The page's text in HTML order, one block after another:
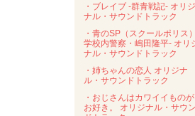
・ブレイブ -群青戦記- オリジ
ナル・サウンドトラック
・青のSP（スクールポリス
学校内警察・嶋田隆平- オリ
ナル・サウンドトラック
・姉ちゃんの恋人 オリジナ
ル・サウンドトラック
・おじさんはカワイイものが
お好き。 オリジナル・サウン